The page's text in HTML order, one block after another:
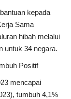
kepada
Sama
hibah melalui
untuk 34 negara.
Positif
mencapai
tumbuh 4,1%